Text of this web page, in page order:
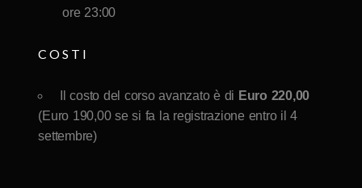
ore 23:00
COSTI
Il costo del corso avanzato è di Euro 220,00
(Euro 190,00 se si fa la registrazione entro il 4
settembre)